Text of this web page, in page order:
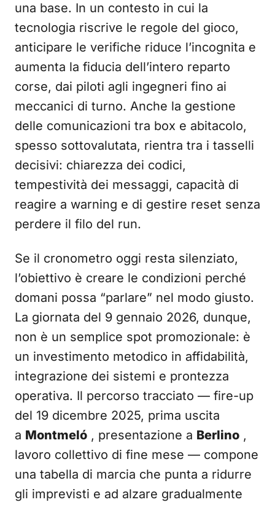
una base. In un contesto in cui la
tecnologia riscrive le regole del gioco,
anticipare le verifiche riduce l’incognita e
aumenta la fiducia dell’intero reparto
corse, dai piloti agli ingegneri fino ai
meccanici di turno. Anche la gestione
delle comunicazioni tra box e abitacolo,
spesso sottovalutata, rientra tra i tasselli
decisivi: chiarezza dei codici,
tempestività dei messaggi, capacità di
reagire a warning e di gestire reset senza
perdere il filo del run.
Se il cronometro oggi resta silenziato,
l’obiettivo è creare le condizioni perché
domani possa “parlare” nel modo giusto.
La giornata del 9 gennaio 2026, dunque,
non è un semplice spot promozionale: è
un investimento metodico in affidabilità,
integrazione dei sistemi e prontezza
operativa. Il percorso tracciato — fire-up
del 19 dicembre 2025, prima uscita
a Montmeló , presentazione a Berlino ,
lavoro collettivo di fine mese — compone
una tabella di marcia che punta a ridurre
gli imprevisti e ad alzare gradualmente